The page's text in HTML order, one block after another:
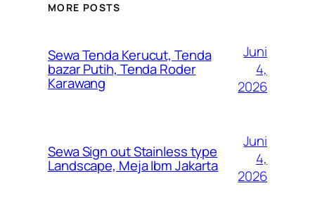
MORE POSTS
Sewa Tenda Kerucut, Tenda
bazar Putih, Tenda Roder
Karawang
Juni
4,
2026
Sewa Sign out Stainless type
Landscape, Meja Ibm Jakarta
Juni
4,
2026